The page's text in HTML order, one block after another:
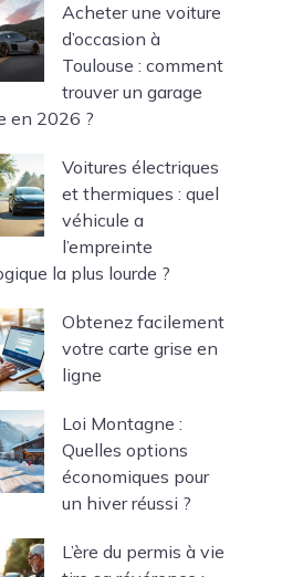
Acheter une voiture
d’occasion à
Toulouse : comment
trouver un garage
en 2026 ?
Voitures électriques
et thermiques : quel
véhicule a
l’empreinte
la plus lourde ?
Obtenez facilement
votre carte grise en
ligne
Loi Montagne :
Quelles options
économiques pour
un hiver réussi ?
L’ère du permis à vie